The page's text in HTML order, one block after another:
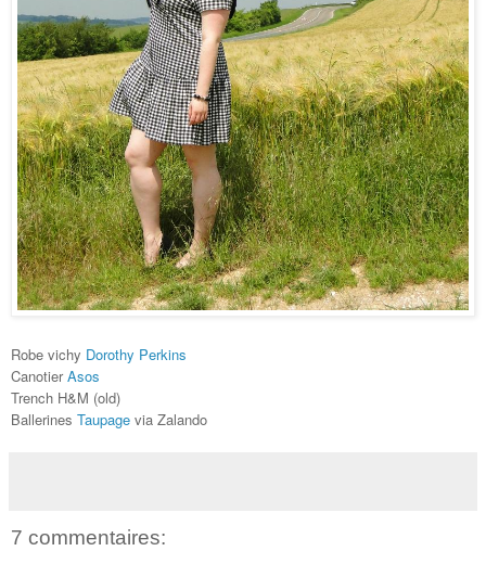
Robe vichy Dorothy Perkins
CanotierAsos
Trench H&M (old)
Ballerines Taupage via Zalando
7 commentaires: